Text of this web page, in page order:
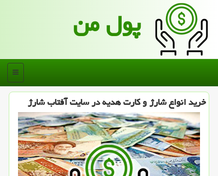
پول من
منو
خرید انواع شارژ و كارت هدیه در سایت آفتاب شارژ